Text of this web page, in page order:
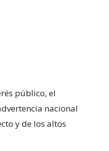
público, el
nacional
y de los altos